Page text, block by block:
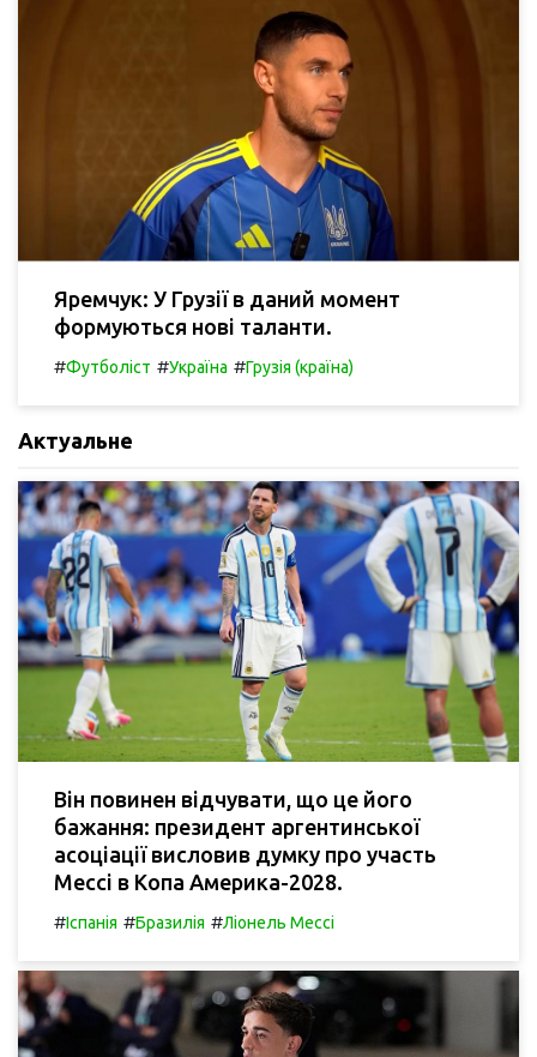
Яремчук: У Грузії в даний момент
формуються нові таланти.
#Футболіст #Україна #Грузія (країна)
Актуальне
Він повинен відчувати, що це його
бажання: президент аргентинської
асоціації висловив думку про участь
Мессі в Копа Америка-2028.
#Іспанія #Бразилія #Ліонель Мессі